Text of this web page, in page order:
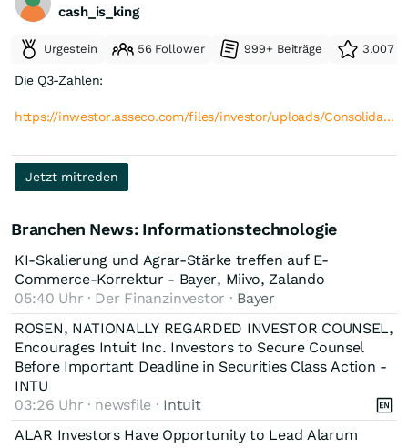
cash_is_king
Urgestein 56 Follower 999+ Beiträge 3.007
Die Q3-Zahlen:
https://inwestor.asseco.com/files/investor/uploads/Consolida…
Jetzt mitreden
Branchen News: Informationstechnologie
KI-Skalierung und Agrar-Stärke treffen auf E-
Commerce-Korrektur - Bayer, Miivo, Zalando
05:40 Uhr · Der Finanzinvestor · Bayer
ROSEN, NATIONALLY REGARDED INVESTOR COUNSEL,
Encourages Intuit Inc. Investors to Secure Counsel
Before Important Deadline in Securities Class Action -
INTU
03:26 Uhr · newsfile · Intuit
ALAR Investors Have Opportunity to Lead Alarum